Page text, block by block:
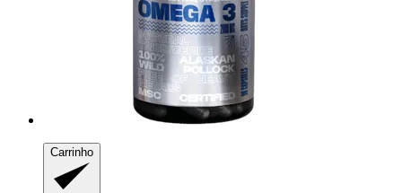
Carrinho